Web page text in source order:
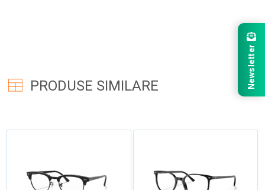
PRODUSE SIMILARE Newsletter